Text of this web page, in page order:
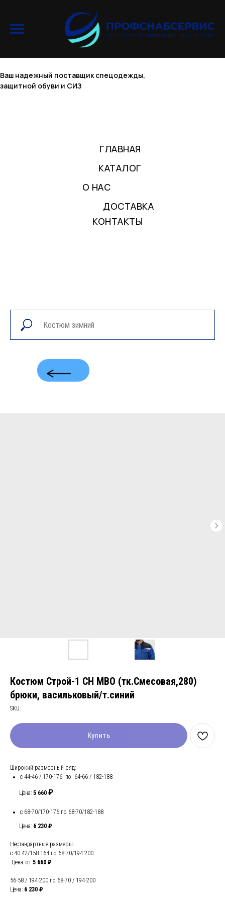
ГЛАВНАЯ
КАТАЛОГ
О НАС
ДОСТАВКА
КОНТАКТЫ
Ваш надежный поставщик спецодежды,
защитной обуви и СИЗ
Костюм Строй-1 CH МВО (тк.Смесовая,280)
брюки, васильковый/т.синий
SKU:
Купить
Широкий размерный ряд:
с 44-46 / 170-176 по 64-66 / 182-188
Цена: 5 660 ₽
с 68-70/170-176 по 68-70/182-188
Цена: 6 230 ₽
Нестандартные размеры:
с 40-42/158-164 по 68-70/194-200
Цена: от 5 660 ₽
56-58 / 194-200 по 68-70 / 194-200
Цена: 6 230 ₽